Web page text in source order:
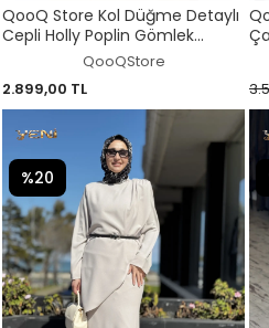
QooQ Store Kol Düğme Detaylı
Cepli Holly Poplin Gömlek
QooQStore
2.899,00 TL
%20